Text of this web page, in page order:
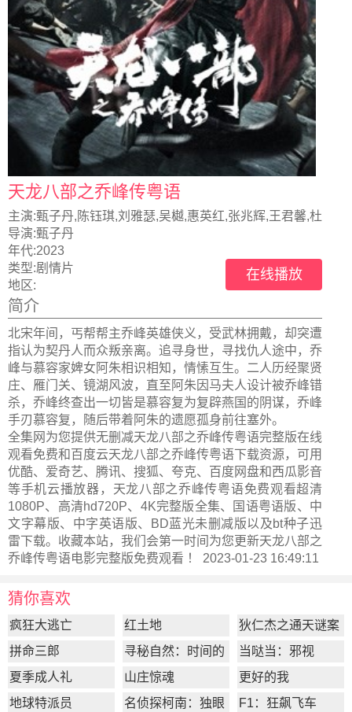
天龙八部之乔峰传粤语
主演:甄子丹,陈钰琪,刘雅瑟,吴樾,惠英红,张兆辉,王君馨,杜
玉明,吕良伟,徐小明,
导演:甄子丹
年代:2023
类型:剧情片
地区:
在线播放
简介
北宋年间，丐帮帮主乔峰英雄侠义，受武林拥戴，却突遭
指认为契丹人而众叛亲离。追寻身世，寻找仇人途中，乔
峰与慕容家婢女阿朱相识相知，情愫互生。二人历经聚贤
庄、雁门关、镜湖风波，直至阿朱因马夫人设计被乔峰错
杀，乔峰终查出一切皆是慕容复为复辟燕国的阴谋，乔峰
手刃慕容复，随后带着阿朱的遗愿孤身前往塞外。
全集网为您提供无删减天龙八部之乔峰传粤语完整版在线
观看免费和百度云天龙八部之乔峰传粤语下载资源，可用
优酷、爱奇艺、腾讯、搜狐、夸克、百度网盘和西瓜影音
等手机云播放器，天龙八部之乔峰传粤语免费观看超清
1080P、高清hd720P、4K完整版全集、国语粤语版、中
文字幕版、中字英语版、BD蓝光未删减版以及bt种子迅
雷下载。收藏本站，我们会第一时间为您更新天龙八部之
乔峰传粤语电影完整版免费观看 ！ 2023-01-23 16:49:11
猜你喜欢
疯狂大逃亡 红土地
狄仁杰之通天谜案
拼命三郎
寻秘自然：时间的
形状
当哒当：邪视
夏季成人礼
山庄惊魂
更好的我
地球特派员
名侦探柯南：独眼 F1：狂飙飞车